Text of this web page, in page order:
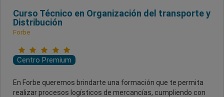
Curso Técnico en Organización del transporte y
Distribución
Forbe
Centro Premium
En Forbe queremos brindarte una formación que te permita
realizar procesos logísticos de mercancías, cumpliendo con